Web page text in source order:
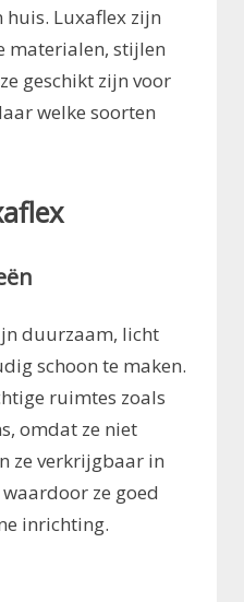
Luxaflex zijn
materialen, stijlen
geschikt zijn voor
welke soorten
duurzaam, licht
schoon te maken.
ruimtes zoals
omdat ze niet
ze verkrijgbaar in
ze goed
inrichting.